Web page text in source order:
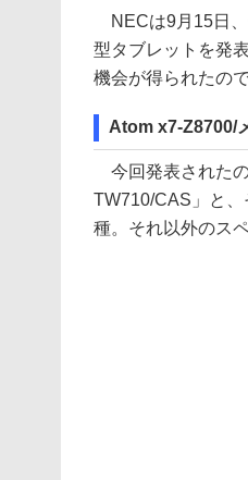
NECは9月15日、
型タブレットを発
機会が得られたの
Atom x7-Z8700/
今回発表された
TW710/CAS」と
種。それ以外のス